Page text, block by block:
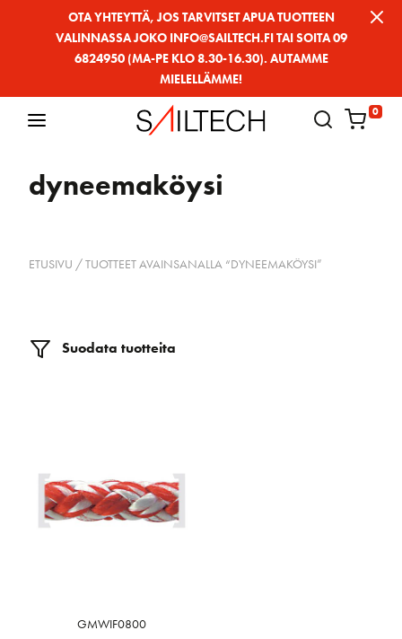
OTA YHTEYTTÄ, JOS TARVITSET APUA TUOTTEEN
VALINNASSA JOKO INFO@SAILTECH.FI TAI SOITA 09
6824950 (MA-PE KLO 8.30-16.30). AUTAMME
MIELELLÄMME!
0
dyneemaköysi
ETUSIVU / TUOTTEET AVAINSANALLA “DYNEEMAKÖYSI”
Suodata tuotteita
GMWIF0800